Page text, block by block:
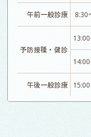
午前一般診療 8:30
予防接種・健診
午後一般診療